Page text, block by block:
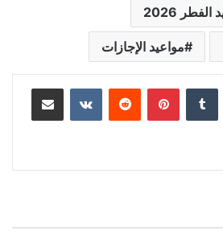
الفطر 2026
مواعيد الإجازات
بينتيريست مشاركة عبر البريد